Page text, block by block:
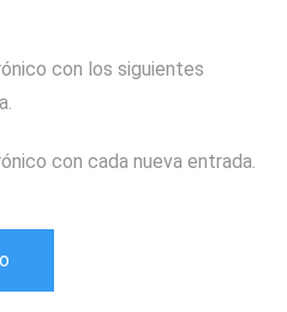
con los siguientes
con cada nueva entrada.